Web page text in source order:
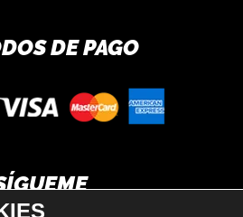
DE PAGO